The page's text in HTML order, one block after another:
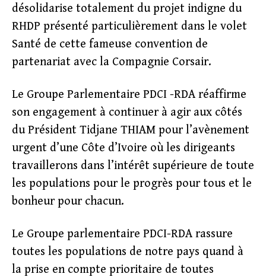
désolidarise totalement du projet indigne du
RHDP présenté particulièrement dans le volet
Santé de cette fameuse convention de
partenariat avec la Compagnie Corsair.
Le Groupe Parlementaire PDCI -RDA réaffirme
son engagement à continuer à agir aux côtés
du Président Tidjane THIAM pour l’avènement
urgent d’une Côte d’Ivoire où les dirigeants
travaillerons dans l’intérêt supérieure de toute
les populations pour le progrès pour tous et le
bonheur pour chacun.
Le Groupe parlementaire PDCI-RDA rassure
toutes les populations de notre pays quand à
la prise en compte prioritaire de toutes